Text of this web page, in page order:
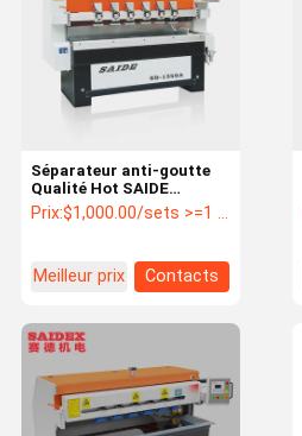
Séparateur anti-goutte
Qualité Hot SAIDE
Automatique 90 Degrés
Et Angle 1350A 1350B
en acrylique diamant
1350A 1350B
Prix:$1,000.00/sets >=1 sets
Meilleur prix Contacts